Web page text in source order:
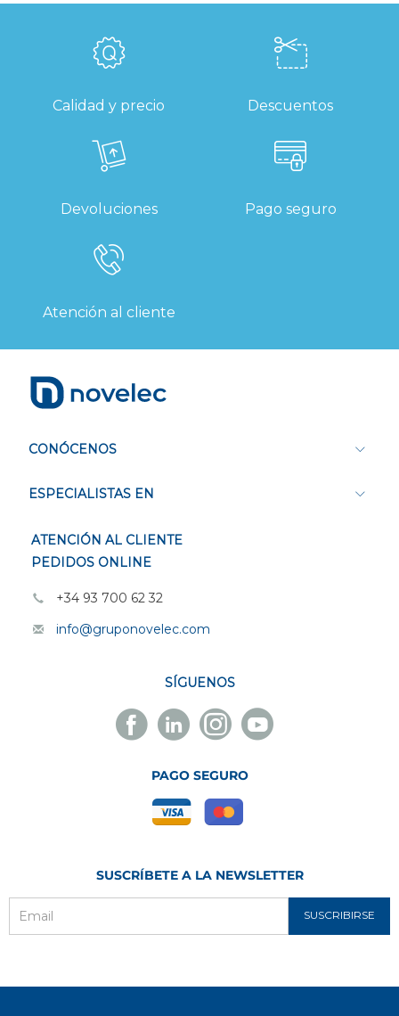
Calidad y precio Descuentos
Devoluciones Pago seguro
Atención al cliente
CONÓCENOS
ESPECIALISTAS EN
ATENCIÓN AL CLIENTE
PEDIDOS ONLINE
+34 93 700 62 32
info@gruponovelec.com
SÍGUENOS
Facebook
Novelec
Linkedin
Novelec
Instagram
Novelec
Youtube
Novelec
PAGO SEGURO
SUSCRÍBETE A LA NEWSLETTER
SUSCRIBIRSE